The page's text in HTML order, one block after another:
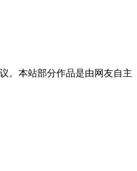
。本站部分作品是由网友自主